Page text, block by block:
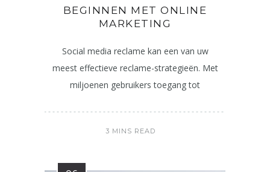
BEGINNEN MET ONLINE
MARKETING
Social media reclame kan een van uw
meest effectieve reclame-strategieën. Met
miljoenen gebruikers toegang tot
3 MINS READ